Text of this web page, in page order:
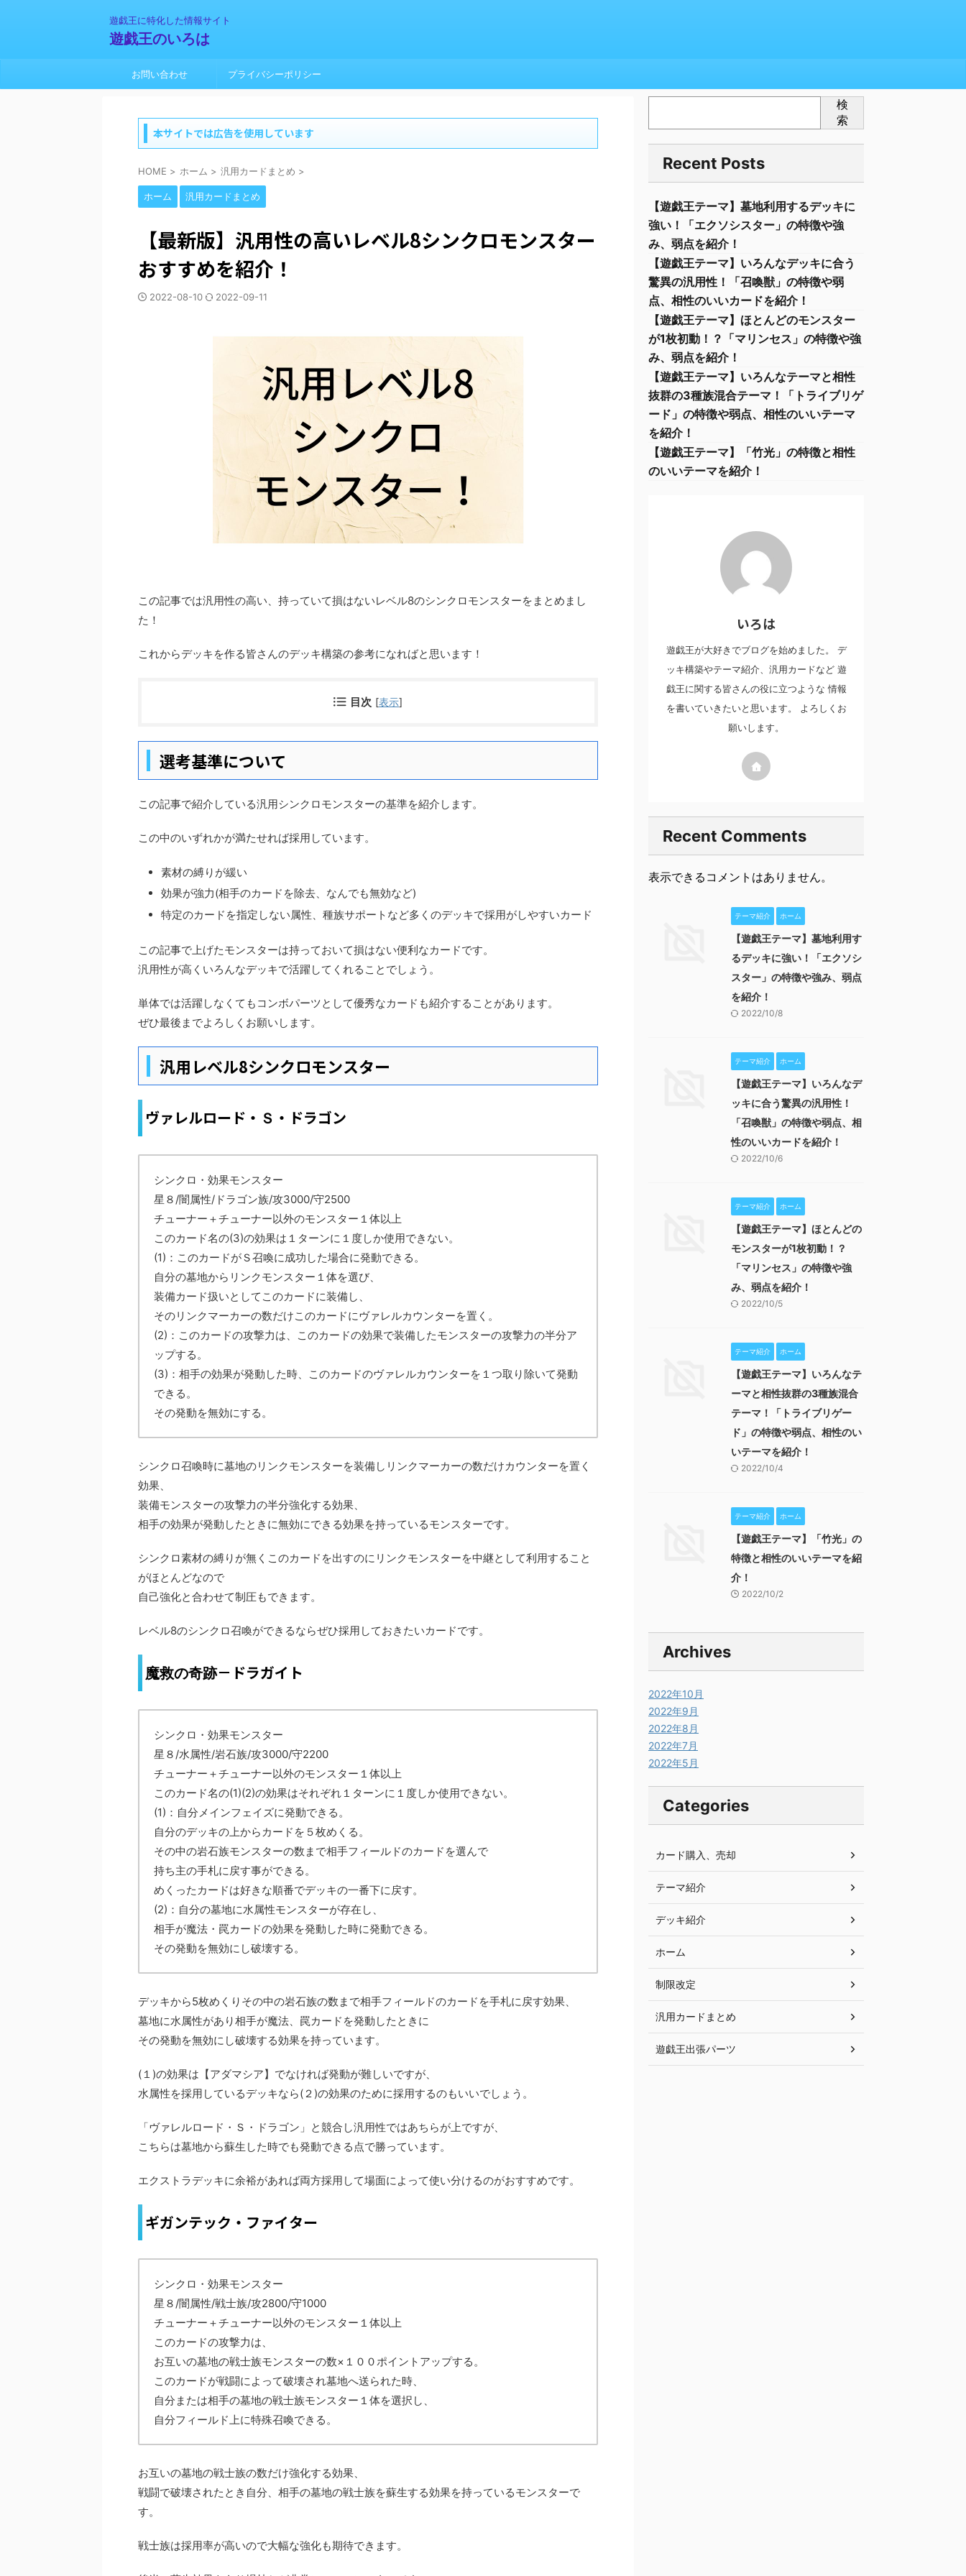
遊戯王に特化した情報サイト
遊戯王のいろは
お問い合わせ プライバシーポリシー
本サイトでは広告を使用しています
HOME > ホーム > 汎用カードまとめ >
ホーム 汎用カードまとめ
【最新版】汎用性の高いレベル8シンクロモンスター
おすすめを紹介！
2022-08-10 2022-09-11
この記事では汎用性の高い、持っていて損はないレベル8のシンクロモンスターをまとめまし
た！
これからデッキを作る皆さんのデッキ構築の参考になればと思います！
目次 [表示]
選考基準について
この記事で紹介している汎用シンクロモンスターの基準を紹介します。
この中のいずれかが満たせれば採用しています。
素材の縛りが緩い
効果が強力(相手のカードを除去、なんでも無効など)
特定のカードを指定しない属性、種族サポートなど多くのデッキで採用がしやすいカード
この記事で上げたモンスターは持っておいて損はない便利なカードです。
汎用性が高くいろんなデッキで活躍してくれることでしょう。
単体では活躍しなくてもコンボパーツとして優秀なカードも紹介することがあります。
ぜひ最後までよろしくお願いします。
汎用レベル8シンクロモンスター
ヴァレルロード・ Ｓ ・ドラゴン
シンクロ・効果モンスター
星８/闇属性/ドラゴン族/攻3000/守2500
チューナー＋チューナー以外のモンスター１体以上
このカード名の(3)の効果は１ターンに１度しか使用できない。
(1)：このカードがＳ召喚に成功した場合に発動できる。
自分の墓地からリンクモンスター１体を選び、
装備カード扱いとしてこのカードに装備し、
そのリンクマーカーの数だけこのカードにヴァレルカウンターを置く。
(2)：このカードの攻撃力は、このカードの効果で装備したモンスターの攻撃力の半分ア
ップする。
(3)：相手の効果が発動した時、このカードのヴァレルカウンターを１つ取り除いて発動
できる。
その発動を無効にする。
シンクロ召喚時に墓地のリンクモンスターを装備しリンクマーカーの数だけカウンターを置く
効果、
装備モンスターの攻撃力の半分強化する効果、
相手の効果が発動したときに無効にできる効果を持っているモンスターです。
シンクロ素材の縛りが無くこのカードを出すのにリンクモンスターを中継として利用すること
がほとんどなので
自己強化と合わせて制圧もできます。
レベル8のシンクロ召喚ができるならぜひ採用しておきたいカードです。
魔救の奇跡－ドラガイト
シンクロ・効果モンスター
星８/水属性/岩石族/攻3000/守2200
チューナー＋チューナー以外のモンスター１体以上
このカード名の(1)(2)の効果はそれぞれ１ターンに１度しか使用できない。
(1)：自分メインフェイズに発動できる。
自分のデッキの上からカードを５枚めくる。
その中の岩石族モンスターの数まで相手フィールドのカードを選んで
持ち主の手札に戻す事ができる。
めくったカードは好きな順番でデッキの一番下に戻す。
(2)：自分の墓地に水属性モンスターが存在し、
相手が魔法・罠カードの効果を発動した時に発動できる。
その発動を無効にし破壊する。
デッキから5枚めくりその中の岩石族の数まで相手フィールドのカードを手札に戻す効果、
墓地に水属性があり相手が魔法、罠カードを発動したときに
その発動を無効にし破壊する効果を持っています。
(１)の効果は【アダマシア】でなければ発動が難しいですが、
水属性を採用しているデッキなら(２)の効果のために採用するのもいいでしょう。
「ヴァレルロード・ Ｓ ・ドラゴン」と競合し汎用性ではあちらが上ですが、
こちらは墓地から蘇生した時でも発動できる点で勝っています。
エクストラデッキに余裕があれば両方採用して場面によって使い分けるのがおすすめです。
ギガンテック・ファイター
シンクロ・効果モンスター
星８/闇属性/戦士族/攻2800/守1000
チューナー＋チューナー以外のモンスター１体以上
このカードの攻撃力は、
お互いの墓地の戦士族モンスターの数×１００ポイントアップする。
このカードが戦闘によって破壊され墓地へ送られた時、
自分または相手の墓地の戦士族モンスター１体を選択し、
自分フィールド上に特殊召喚できる。
お互いの墓地の戦士族の数だけ強化する効果、
戦闘で破壊されたとき自分、相手の墓地の戦士族を蘇生する効果を持っているモンスターで
す。
戦士族は採用率が高いので大幅な強化も期待できます。
検
索
Recent Posts
【遊戯王テーマ】墓地利用するデッキに
強い！「エクソシスター」の特徴や強
み、弱点を紹介！
【遊戯王テーマ】いろんなデッキに合う
驚異の汎用性！「召喚獣」の特徴や弱
点、相性のいいカードを紹介！
【遊戯王テーマ】ほとんどのモンスター
が1枚初動！？「マリンセス」の特徴や強
み、弱点を紹介！
【遊戯王テーマ】いろんなテーマと相性
抜群の3種族混合テーマ！「トライブリゲ
ード」の特徴や弱点、相性のいいテーマ
を紹介！
【遊戯王テーマ】「竹光」の特徴と相性
のいいテーマを紹介！
いろは
遊戯王が大好きでブログを始めました。 デ
ッキ構築やテーマ紹介、汎用カードなど 遊
戯王に関する皆さんの役に立つような 情報
を書いていきたいと思います。 よろしくお
願いします。
Recent Comments
表示できるコメントはありません。
テーマ紹介 ホーム
【遊戯王テーマ】墓地利用す
るデッキに強い！「エクソシ
スター」の特徴や強み、弱点
を紹介！
2022/10/8
テーマ紹介 ホーム
【遊戯王テーマ】いろんなデ
ッキに合う驚異の汎用性！
「召喚獣」の特徴や弱点、相
性のいいカードを紹介！
2022/10/6
テーマ紹介 ホーム
【遊戯王テーマ】ほとんどの
モンスターが1枚初動！？
「マリンセス」の特徴や強
み、弱点を紹介！
2022/10/5
テーマ紹介 ホーム
【遊戯王テーマ】いろんなテ
ーマと相性抜群の3種族混合
テーマ！「トライブリゲー
ド」の特徴や弱点、相性のい
いテーマを紹介！
2022/10/4
テーマ紹介 ホーム
【遊戯王テーマ】「竹光」の
特徴と相性のいいテーマを紹
介！
2022/10/2
Archives
2022年10月
2022年9月
2022年8月
2022年7月
2022年5月
Categories
カード購入、売却
テーマ紹介
デッキ紹介
ホーム
制限改定
汎用カードまとめ
遊戯王出張パーツ